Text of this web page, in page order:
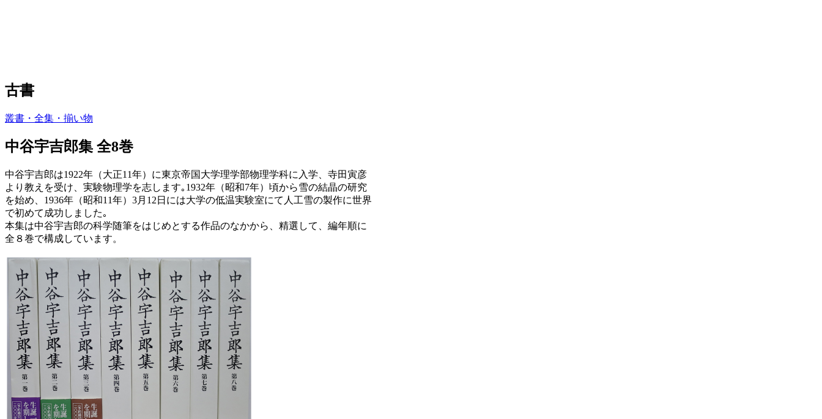
古書
叢書・全集・揃い物
中谷宇吉郎集 全8巻
中谷宇吉郎は1922年（大正11年）に東京帝国大学理学部物理学科に入学、寺田寅彦
より教えを受け、実験物理学を志します｡1932年（昭和7年）頃から雪の結晶の研究
を始め、1936年（昭和11年）3月12日には大学の低温実験室にて人工雪の製作に世界
で初めて成功しました｡
本集は中谷宇吉郎の科学随筆をはじめとする作品のなかから、精選して、編年順に
全８巻で構成しています。